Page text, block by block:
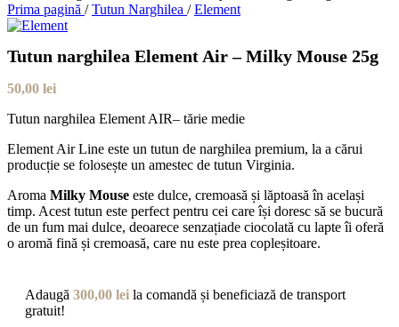
Prima pagină / Tutun Narghilea / Element
Tutun narghilea Element Air – Milky Mouse 25g
50,00 lei
Tutun narghilea Element AIR– tărie medie
Element Air Line este un tutun de narghilea premium, la a cărui
producție se folosește un amestec de tutun Virginia.
Aroma Milky Mouse este dulce, cremoasă și lăptoasă în același
timp. Acest tutun este perfect pentru cei care își doresc să se bucură
de un fum mai dulce, deoarece senzațiade ciocolată cu lapte îi oferă
o aromă fină și cremoasă, care nu este prea copleșitoare.
Adaugă 300,00 lei la comandă și beneficiază de transport
gratuit!